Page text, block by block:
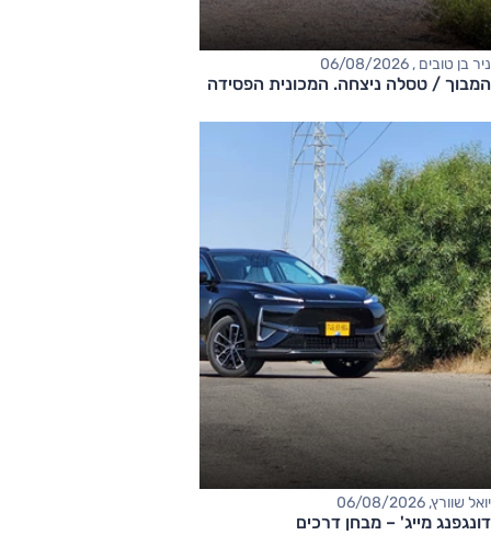
ניר בן טובים , 06/08/2026
המבוך / טסלה ניצחה. המכונית הפסידה
יואל שוורץ, 06/08/2026
דונגפנג מייג' – מבחן דרכים